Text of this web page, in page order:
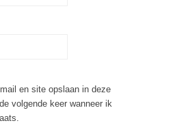
en site opslaan in deze
volgende keer wanneer ik